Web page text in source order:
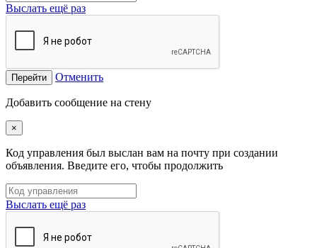
Выслать ещё раз
Перейти Отменить
Добавить сообщение на стену
×
Код управления был выслан вам на почту при создании
объявления. Введите его, чтобы продолжить
Выслать ещё раз